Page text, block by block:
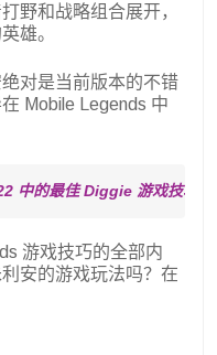
野和战略组合展开，
雄。
对是当前版本的不错
Mobile Legends 中
中的最佳 Diggie 游戏技巧
游戏技巧的全部内
安的游戏玩法吗？在